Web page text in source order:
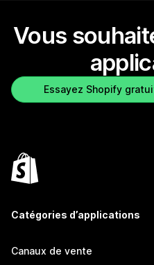
Vous
Essayez Shopify
Catégories d’applications
Canaux de vente